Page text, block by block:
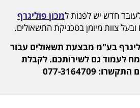
חדש יש לפנות למכון פוליגרף
ובעל צוות מיומן בטכניקת התשאולים.
בע"מ מבצעת תשאולים עבור
לעמוד גם לשירותכם. לקבלת
077-3164709